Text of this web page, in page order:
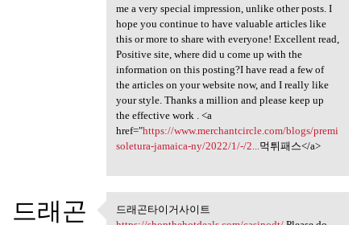
me a very special impression, unlike other posts. I
hope you continue to have valuable articles like
this or more to share with everyone! Excellent read,
Positive site, where did u come up with the
information on this posting?I have read a few of
the articles on your website now, and I really like
your style. Thanks a million and please keep up
the effective work . <a
href="https://www.merchantcircle.com/blogs/premi
soletura-jamaica-ny/2022/1/-/2...먹튀패스</a>
드래곤
드래곤타이거사이트